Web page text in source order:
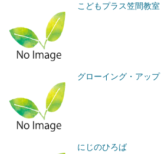
こどもプラス笠間教室
グローイング・アップ
にじのひろば